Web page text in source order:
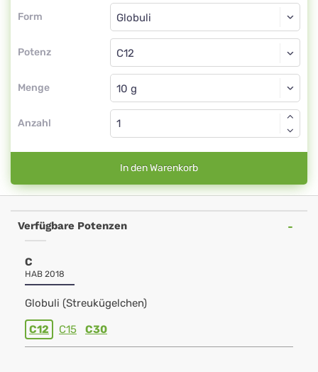
Form
Form
Potenz
Globuli
C12
Menge
Globuli
Anzahl
In den Warenkorb
Verfügbare Potenzen
C
HAB 2018
Globuli (Streukügelchen)
C12 C15 C30